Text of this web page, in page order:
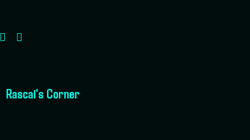
Rascal's Corner